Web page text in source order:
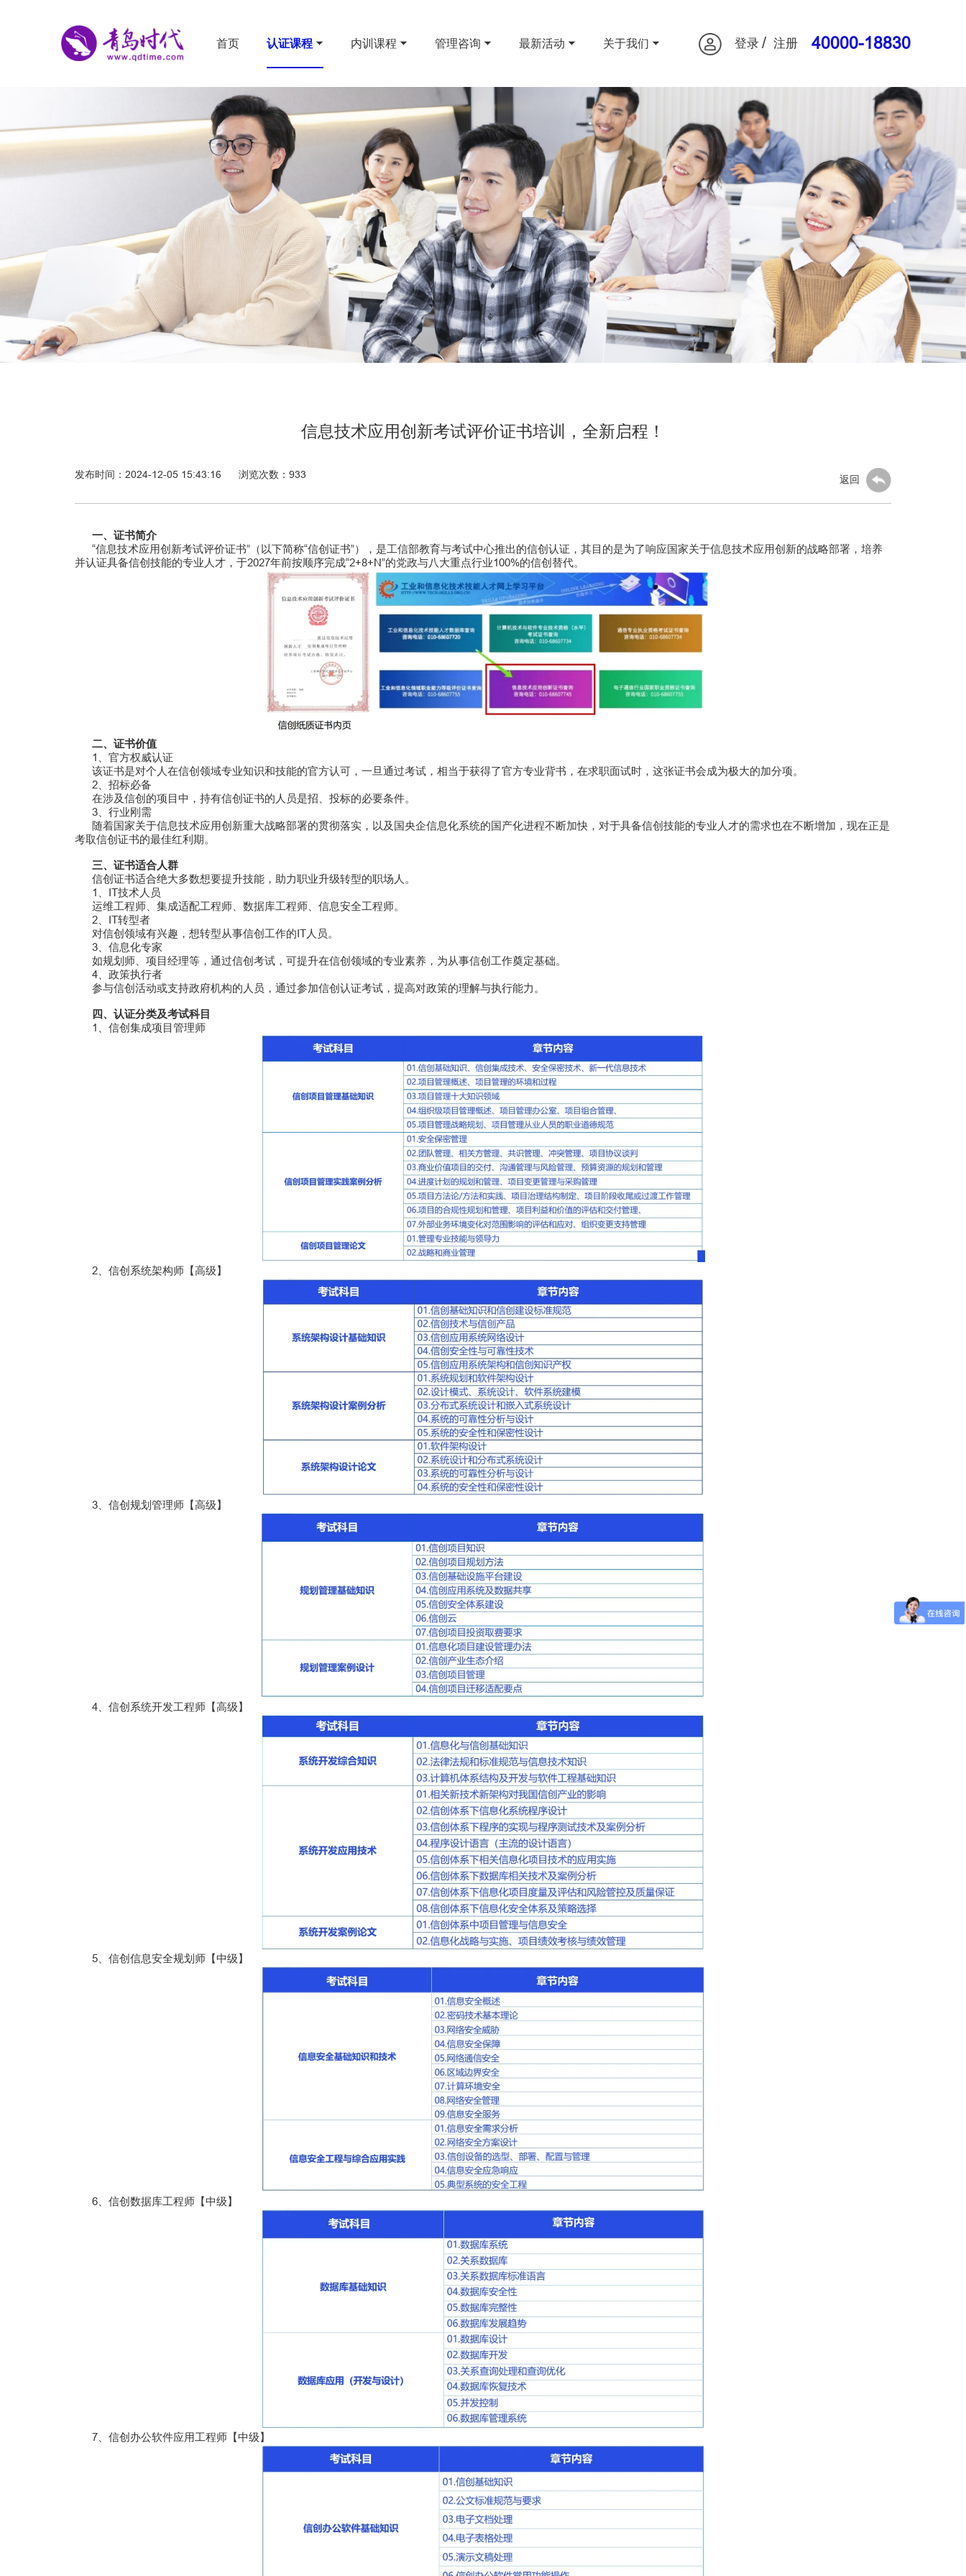
首页 认证课程 内训课程 管理咨询 最新活动 关于我们 登录 / 注册 40000-18830
信息技术应用创新考试评价证书培训，全新启程！
发布时间：2024-12-05 15:43:16 浏览次数： 933 返回
一、证书简介
“信息技术应用创新考试评价证书”（以下简称“信创证书”），是工信部教育与考试中心推出的信创认证，其目的是为了响应国家关于信息技术应用创新的战略部署，培养
并认证具备信创技能的专业人才，于2027年前按顺序完成“2+8+N”的党政与八大重点行业100%的信创替代。
二、证书价值
1、官方权威认证
该证书是对个人在信创领域专业知识和技能的官方认可，一旦通过考试，相当于获得了官方专业背书，在求职面试时，这张证书会成为极大的加分项。
2、招标必备
在涉及信创的项目中，持有信创证书的人员是招、投标的必要条件。
3、行业刚需
随着国家关于信息技术应用创新重大战略部署的贯彻落实，以及国央企信息化系统的国产化进程不断加快，对于具备信创技能的专业人才的需求也在不断增加，现在正是
考取信创证书的最佳红利期。
三、证书适合人群
信创证书适合绝大多数想要提升技能，助力职业升级转型的职场人。
1、IT技术人员
运维工程师、集成适配工程师、数据库工程师、信息安全工程师。
2、IT转型者
对信创领域有兴趣，想转型从事信创工作的IT人员。
3、信息化专家
如规划师、项目经理等，通过信创考试，可提升在信创领域的专业素养，为从事信创工作奠定基础。
4、政策执行者
参与信创活动或支持政府机构的人员，通过参加信创认证考试，提高对政策的理解与执行能力。
四、认证分类及考试科目
1、信创集成项目管理师
2、信创系统架构师【高级】
3、信创规划管理师【高级】
4、信创系统开发工程师【高级】
5、信创信息安全规划师【中级】
6、信创数据库工程师【中级】
7、信创办公软件应用工程师【中级】